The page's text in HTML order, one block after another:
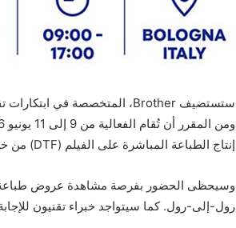
ستستضيف Brother
إنتاج الطباعة المباشرة على الفيلم (DTF) من خلال عروض حية وتجارب تفاعلية بإشراف خبراء الشركة.
رول-إلى-رول. كما سيتواجد خبراء تقنيون